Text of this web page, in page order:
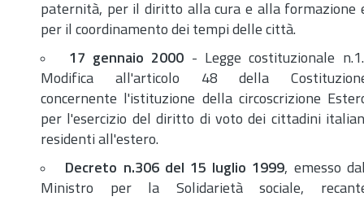
paternità, per il diritto alla cura e alla formazione
per il coordinamento dei tempi delle città.
17 gennaio 2000 - Legge costituzionale n.1.
Modifica all'articolo 48 della
concernente l'istituzione della circoscrizione
per l'esercizio del diritto di voto dei cittadini
residenti all'estero.
Decreto n.306 del 15 luglio 1999, emesso
Ministro per la Solidarietà sociale,